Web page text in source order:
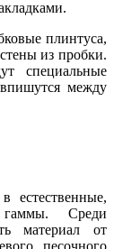
плинтуса,
из пробки.
специальные
между
естественные,
гаммы. Среди
материал от
песочного